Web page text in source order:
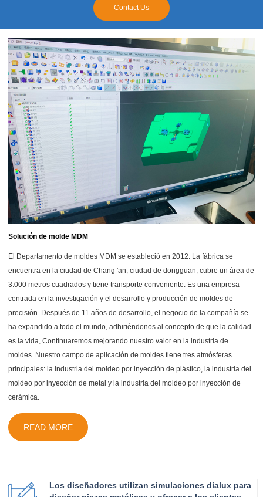
Contact Us
Solución de molde MDM
El Departamento de moldes MDM se estableció en 2012. La fábrica se
encuentra en la ciudad de Chang 'an, ciudad de dongguan, cubre un área de
3.000 metros cuadrados y tiene transporte conveniente. Es una empresa
centrada en la investigación y el desarrollo y producción de moldes de
precisión. Después de 11 años de desarrollo, el negocio de la compañía se
ha expandido a todo el mundo, adhiriéndonos al concepto de que la calidad
es la vida, Continuaremos mejorando nuestro valor en la industria de
moldes. Nuestro campo de aplicación de moldes tiene tres atmósferas
principales: la industria del moldeo por inyección de plástico, la industria del
moldeo por inyección de metal y la industria del moldeo por inyección de
cerámica.
READ MORE
Los diseñadores utilizan simulaciones dialux para